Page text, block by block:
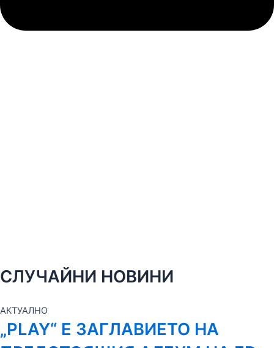
СЛУЧАЙНИ НОВИНИ
АКТУАЛНО
„PLAY“ Е ЗАГЛАВИЕТО НА